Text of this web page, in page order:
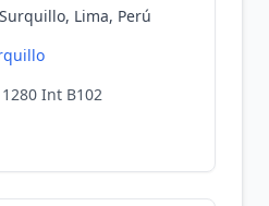
Lima, Perú
Int B102